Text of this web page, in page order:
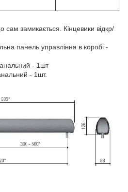
замикається. Кінцевики відкр/
панель управління в коробі -
- 1шт
- 1шт.